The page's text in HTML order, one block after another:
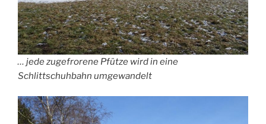
… jede zugefrorene Pfütze wird in eine
Schlittschuhbahn umgewandelt